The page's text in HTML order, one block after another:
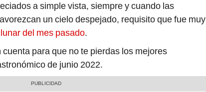
a simple vista, siempre y cuando las
un cielo despejado, requisito que fue muy
del mes pasado.
para que no te pierdas los mejores
de junio 2022.